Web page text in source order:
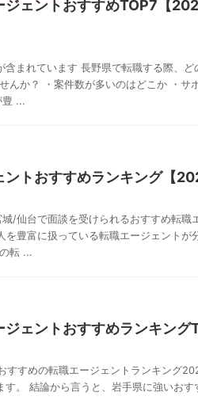
ジェントおすすめTOP7【
まれています 長野県で転職する際、ど
んか？ ・案件数が多いのはどこか ・サ
豊 ...
トおすすめランキング【
/仙台で面談を受けられるおすすめ転職
を豊富に扱っている転職エージェントが
転 ...
ェントおすすめランキング
すすめの転職エージェントランキング
す。 結論から言うと、岩手県に強いおす